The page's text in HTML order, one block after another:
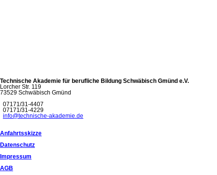
Technische Akademie für berufliche Bildung Schwäbisch Gmünd e.V.
Lorcher Str. 119
73529 Schwäbisch Gmünd
07171/31-4407
07171/31-4229
info@technische-akademie.de
Anfahrtsskizze
Datenschutz
Impressum
AGB